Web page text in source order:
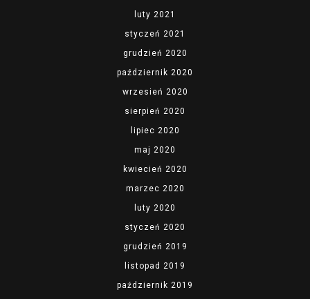
luty 2021
styczeń 2021
grudzień 2020
październik 2020
wrzesień 2020
sierpień 2020
lipiec 2020
maj 2020
kwiecień 2020
marzec 2020
luty 2020
styczeń 2020
grudzień 2019
listopad 2019
październik 2019